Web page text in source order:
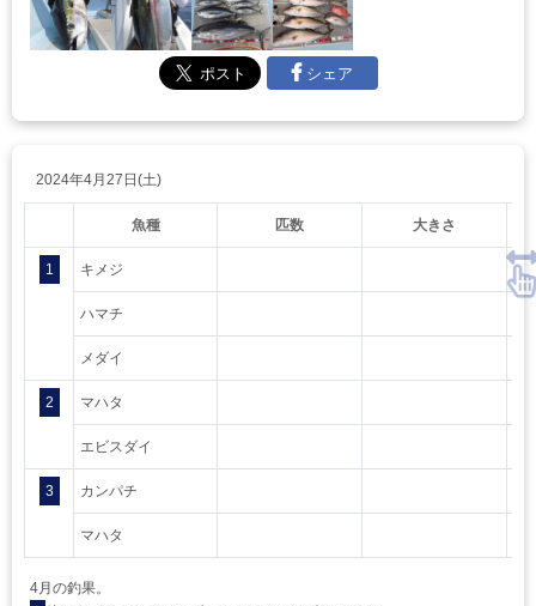
シェア
2024年4月27日(土)
魚種 匹数 大きさ
1 キメジ
ハマチ
メダイ
2 マハタ
エビスダイ
3 カンパチ
マハタ
4月の釣果。